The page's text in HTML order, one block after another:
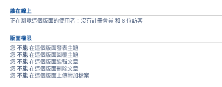
誰在線上
正在瀏覽這個版面的使用者：沒有註冊會員 和 8 位訪客
版面權限
您 不能 在這個版面發表主題
您 不能 在這個版面回覆主題
您 不能 在這個版面編輯文章
您 不能 在這個版面刪除文章
您 不能 在這個版面上傳附加檔案